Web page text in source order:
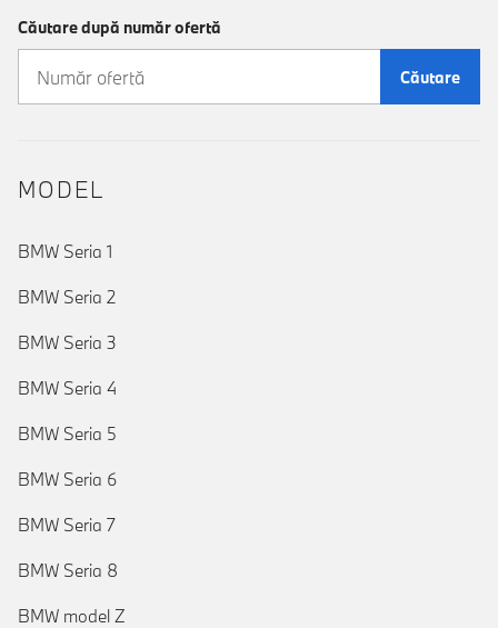
Căutare după număr ofertă
Căutare
MODEL
BMW Seria 1
BMW Seria 2
BMW Seria 3
BMW Seria 4
BMW Seria 5
BMW Seria 6
BMW Seria 7
BMW Seria 8
BMW model Z